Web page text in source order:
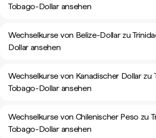
Tobago-Dollar ansehen
Wechselkurse von Belize-Dollar zu
Dollar ansehen
Wechselkurse von Kanadischer Dollar zu
Tobago-Dollar ansehen
Wechselkurse von Chilenischer Peso zu
Tobago-Dollar ansehen